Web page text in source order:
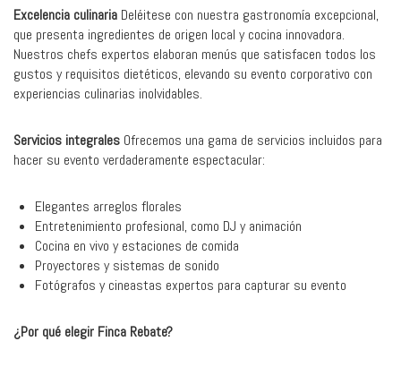
Excelencia culinaria Deléitese con nuestra gastronomía excepcional,
que presenta ingredientes de origen local y cocina innovadora.
Nuestros chefs expertos elaboran menús que satisfacen todos los
gustos y requisitos dietéticos, elevando su evento corporativo con
experiencias culinarias inolvidables.
Servicios integrales Ofrecemos una gama de servicios incluidos para
hacer su evento verdaderamente espectacular:
Elegantes arreglos florales
Entretenimiento profesional, como DJ y animación
Cocina en vivo y estaciones de comida
Proyectores y sistemas de sonido
Fotógrafos y cineastas expertos para capturar su evento
¿Por qué elegir Finca Rebate?